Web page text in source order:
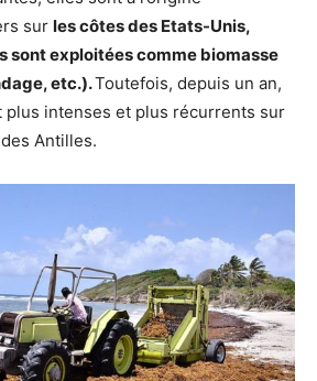
sur les côtes des Etats-Unis,
sont exploitées comme biomasse
etc.).Toutefois, depuis un an,
plus intenses et plus récurrents sur
Antilles.